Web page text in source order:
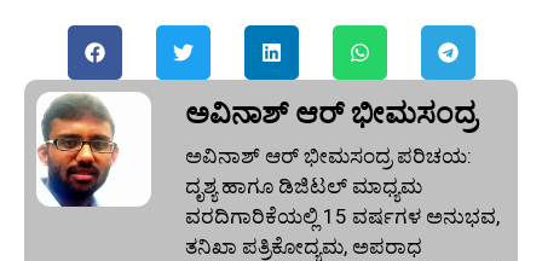
ಅವಿನಾಶ್‌ ಆರ್‌ ಭೀಮಸಂದ್ರ
ಅವಿನಾಶ್‌ ಆರ್‌ ಭೀಮಸಂದ್ರ ಪರಿಚಯ:
ದೃಶ್ಯ ಹಾಗೂ ಡಿಜಿಟಲ್ ಮಾಧ್ಯಮ
ವರದಿಗಾರಿಕೆಯಲ್ಲಿ 15 ವರ್ಷಗಳ ಅನುಭವ,
ತನಿಖಾ ಪತ್ರಿಕೋದ್ಯಮ, ಅಪರಾಧ